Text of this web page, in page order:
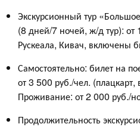
Экскурсионный тур
(8 дней/7 ночей, ж/д тур): от
Рускеала, Кивач, включены
Самостоятельно: билет на
от 3 500 руб./чел. (плацкарт,
Проживание: от 2 000 руб./
Продолжительность